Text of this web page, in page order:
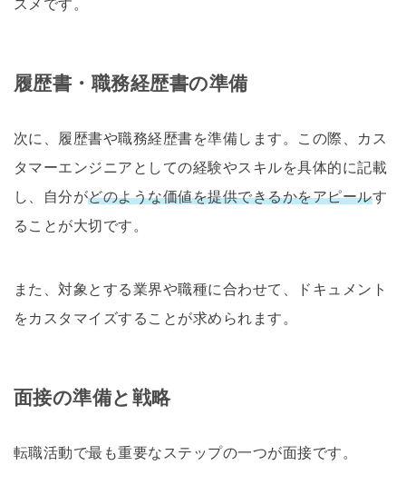
スメです。
履歴書・職務経歴書の準備
次に、履歴書や職務経歴書を準備します。この際、カス
タマーエンジニアとしての経験やスキルを具体的に記載
し、自分がどのような価値を提供できるかをアピールす
ることが大切です。
また、対象とする業界や職種に合わせて、ドキュメント
をカスタマイズすることが求められます。
面接の準備と戦略
転職活動で最も重要なステップの一つが面接です。